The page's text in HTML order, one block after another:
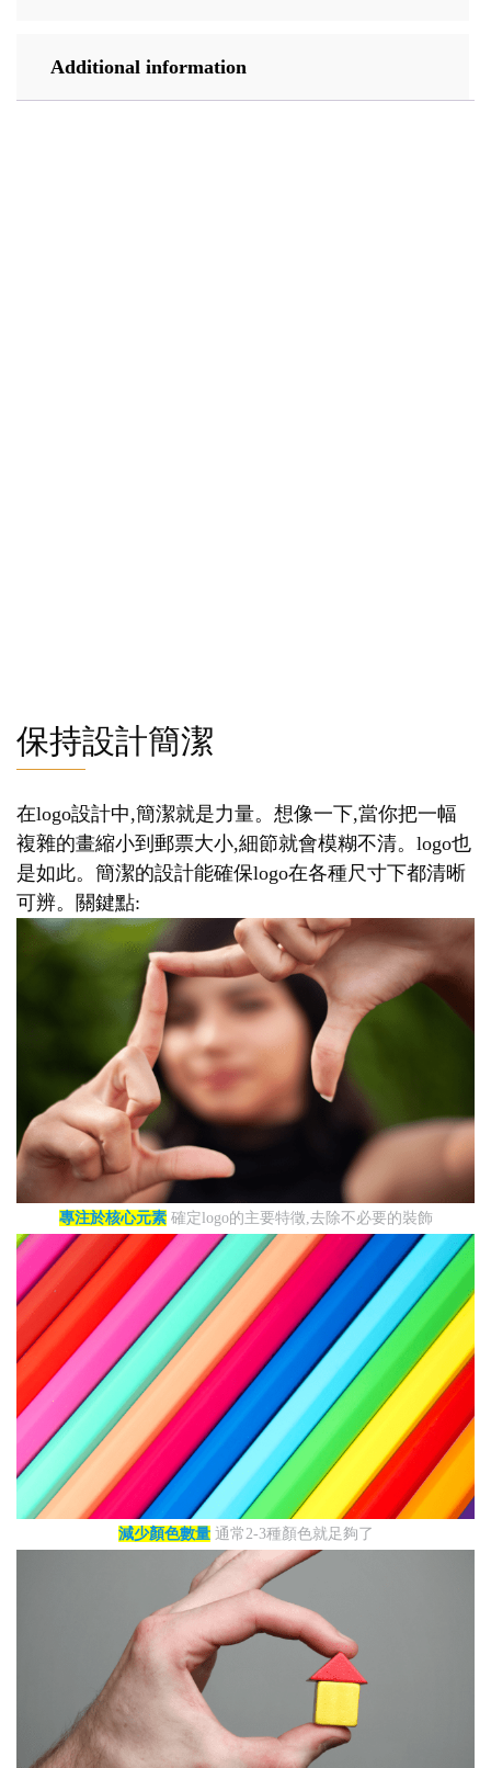
Additional information
保持設計簡潔
在logo設計中,簡潔就是力量。想像一下,當你把一幅
複雜的畫縮小到郵票大小,細節就會模糊不清。logo也
是如此。簡潔的設計能確保logo在各種尺寸下都清晰
可辨。關鍵點:
專注於核心元素確定logo的主要特徵,去除不必要的裝飾
減少顏色數量通常2-3種顏色就足夠了